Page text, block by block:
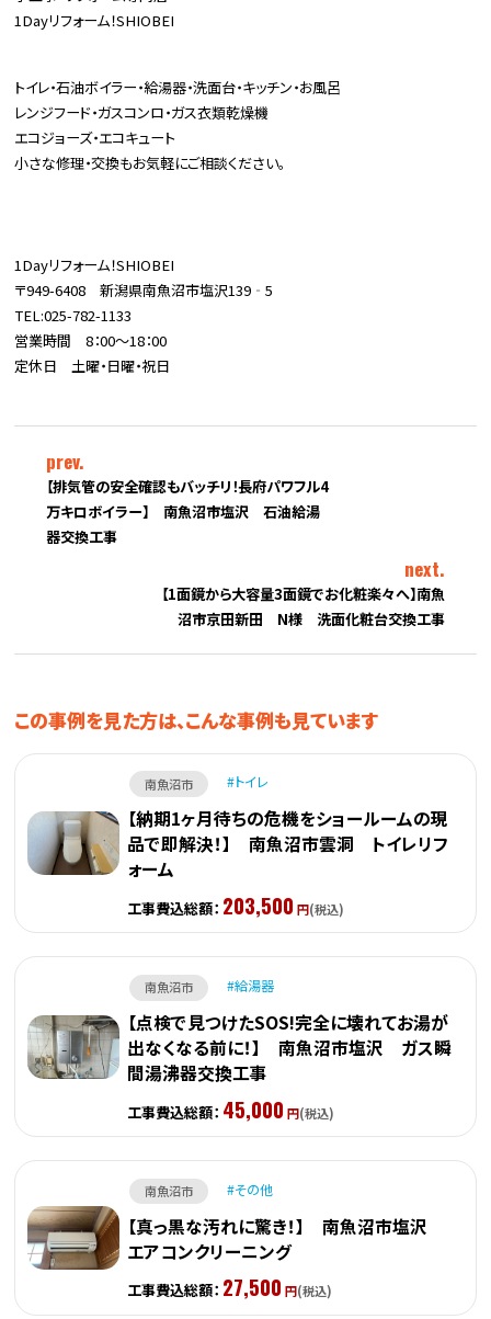
1Dayリフォーム！SHIOBEI
トイレ・石油ボイラー・給湯器・洗面台・キッチン・お風呂
レンジフード・ガスコンロ・ガス衣類乾燥機
エコジョーズ・エコキュート
小さな修理・交換もお気軽にご相談ください。
1Dayリフォーム！SHIOBEI
〒949-6408 新潟県南魚沼市塩沢139‐5
TEL:025-782-1133
営業時間 8：00～18：00
定休日 土曜・日曜・祝日
prev.
【排気管の安全確認もバッチリ！長府パワフル4
万キロボイラー】 南魚沼市塩沢 石油給湯
器交換工事
next.
【1面鏡から大容量3面鏡でお化粧楽々へ】南魚
沼市京田新田 N様 洗面化粧台交換工事
この事例を見た方は、こんな事例も見ています
南魚沼市 トイレ
【納期1ヶ月待ちの危機をショールームの現
品で即解決！】 南魚沼市雲洞 トイレリフ
ォーム
工事費込総額： 203,500 円(税込)
南魚沼市 給湯器
【点検で見つけたSOS!完全に壊れてお湯が
出なくなる前に！】 南魚沼市塩沢 ガス瞬
間湯沸器交換工事
工事費込総額： 45,000 円(税込)
南魚沼市 その他
【真っ黒な汚れに驚き！】 南魚沼市塩沢
エアコンクリーニング
工事費込総額： 27,500 円(税込)